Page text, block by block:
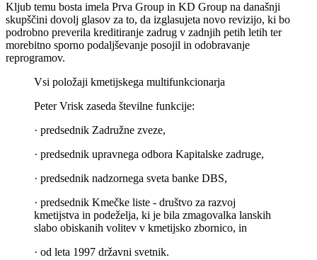
Kljub temu bosta imela Prva Group in KD Group na današnji
skupščini dovolj glasov za to, da izglasujeta novo revizijo, ki bo
podrobno preverila kreditiranje zadrug v zadnjih petih letih ter
morebitno sporno podaljševanje posojil in odobravanje
reprogramov.
Vsi položaji kmetijskega multifunkcionarja
Peter Vrisk zaseda številne funkcije:
· predsednik Zadružne zveze,
· predsednik upravnega odbora Kapitalske zadruge,
· predsednik nadzornega sveta banke DBS,
· predsednik Kmečke liste - društvo za razvoj
kmetijstva in podeželja, ki je bila zmagovalka lanskih
slabo obiskanih volitev v kmetijsko zbornico, in
· od leta 1997 državni svetnik.